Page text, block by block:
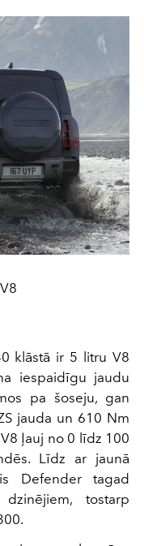
klāstā ir 5 litru V8
iespaidīgu jaudu
pa šoseju, gan
jauda un 610 Nm
ļauj no 0 līdz 100
Līdz ar jaunā
Defender tagad
tostarp